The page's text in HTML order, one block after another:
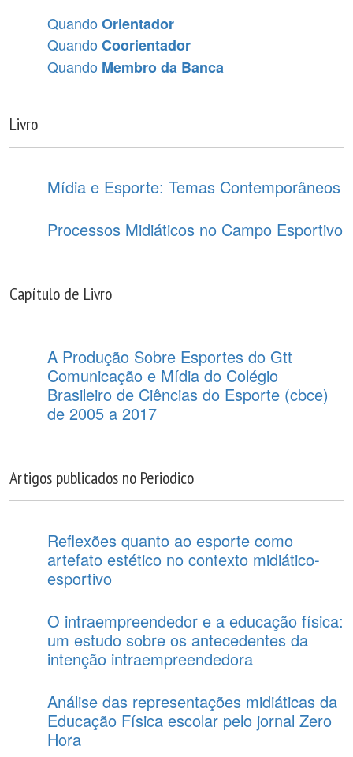
Quando Orientador
Quando Coorientador
Quando Membro da Banca
Livro
Mídia e Esporte: Temas Contemporâneos
Processos Midiáticos no Campo Esportivo
Capítulo de Livro
A Produção Sobre Esportes do Gtt
Comunicação e Mídia do Colégio
Brasileiro de Ciências do Esporte (cbce)
de 2005 a 2017
Artigos publicados no Periodico
Reflexões quanto ao esporte como
artefato estético no contexto midiático-
esportivo
O intraempreendedor e a educação física:
um estudo sobre os antecedentes da
intenção intraempreendedora
Análise das representações midiáticas da
Educação Física escolar pelo jornal Zero
Hora